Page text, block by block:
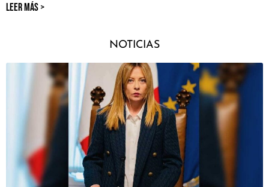
LEER MÁS >
NOTICIAS